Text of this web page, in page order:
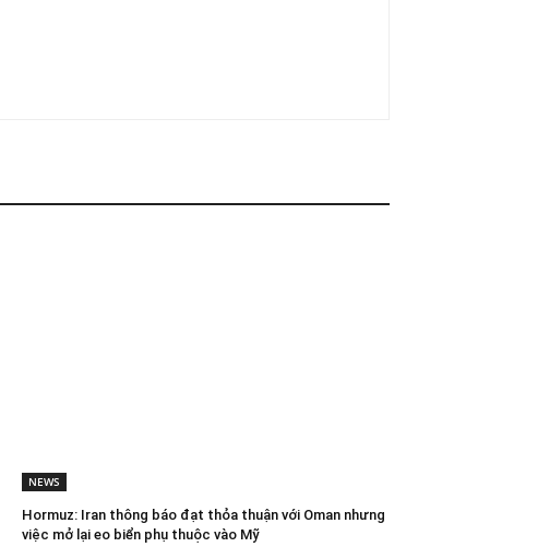
NEWS
Hormuz: Iran thông báo đạt thỏa thuận với Oman nhưng
việc mở lại eo biển phụ thuộc vào Mỹ